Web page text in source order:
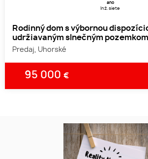
áno
Inž. siete
Rodinný dom s výbornou
udržiavaným slnečným
Predaj, Uhorské
95 000 €